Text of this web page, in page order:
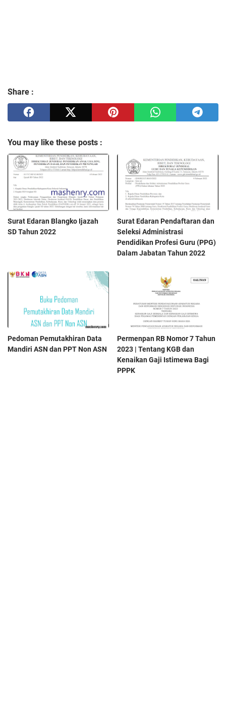
Share :
You may like these posts :
Surat Edaran Blangko Ijazah
SD Tahun 2022
Surat Edaran Pendaftaran dan
Seleksi Administrasi
Pendidikan Profesi Guru (PPG)
Dalam Jabatan Tahun 2022
Pedoman Pemutakhiran Data
Mandiri ASN dan PPT Non ASN
Permenpan RB Nomor 7 Tahun
2023 | Tentang KGB dan
Kenaikan Gaji Istimewa Bagi
PPPK